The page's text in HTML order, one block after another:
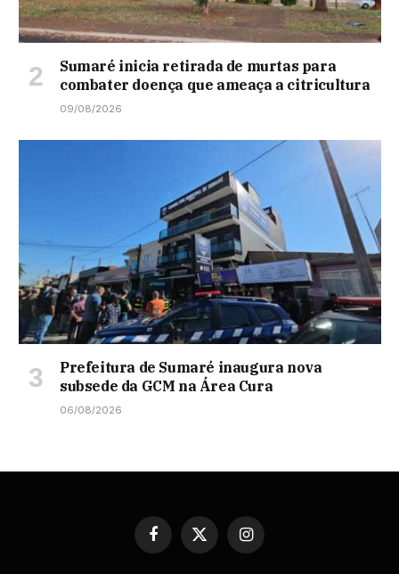
Sumaré inicia retirada de murtas para
combater doença que ameaça a citricultura
09/08/2026
Prefeitura de Sumaré inaugura nova
subsede da GCM na Área Cura
06/08/2026
Facebook
X
Instagram